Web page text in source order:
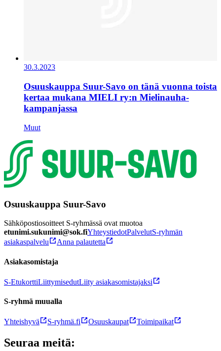
30.3.2023
Osuuskauppa Suur-Savo on tänä vuonna toista
kertaa mukana MIELI ry:n Mielinauha-
kampanjassa
Muut
Osuuskauppa Suur-Savo
Sähköpostiosoitteet S-ryhmässä ovat muotoa
etunimi.sukunimi@sok.fiYhteystiedotPalvelutS-ryhmän
asiakaspalvelu
Anna palautetta
Asiakasomistaja
S-EtukorttiLiittymisedutLiity asiakasomistajaksi
S-ryhmä muualla
Yhteishyvä S-ryhmä.fi Osuuskaupat Toimipaikat
Seuraa meitä: